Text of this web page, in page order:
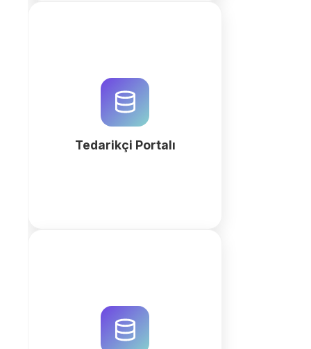
Tedarikçi Portalı
oluşturun. Tedarik zinciri
süreçlerinizi optimize edin ve
verimliliği artırmak için hemen
ürün kataloğu oluşturun. Ürün
verilerinizi AI ile yapılandırın, bayi
portalları kurun ve iş akışlarınızı